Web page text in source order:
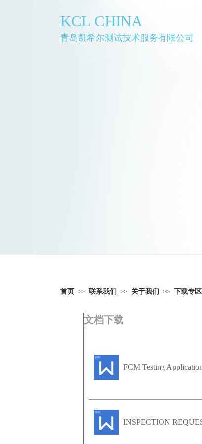
KCL CHINA
青岛凯希尔测试技术服务有限公司
首页 >> 联系我们 >> 关于我们 >> 下载专区